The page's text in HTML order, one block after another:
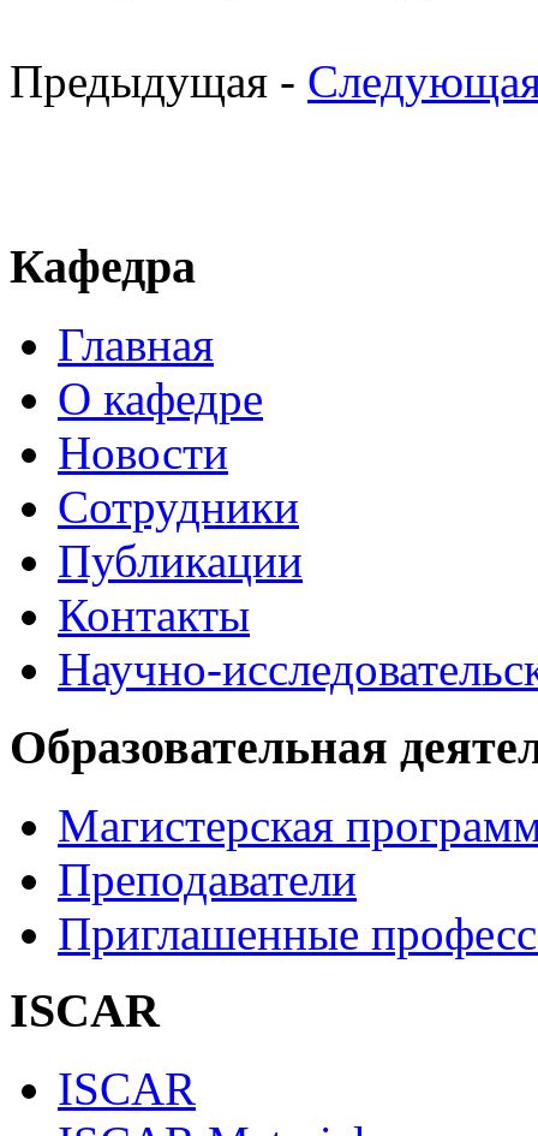
Предыдущая -
Кафедра
Главная
О кафедре
Новости
Сотрудники
Публикации
Контакты
Научно-
Образовательная
Магистерская
Преподаватели
Приглашенные
ISCAR
ISCAR